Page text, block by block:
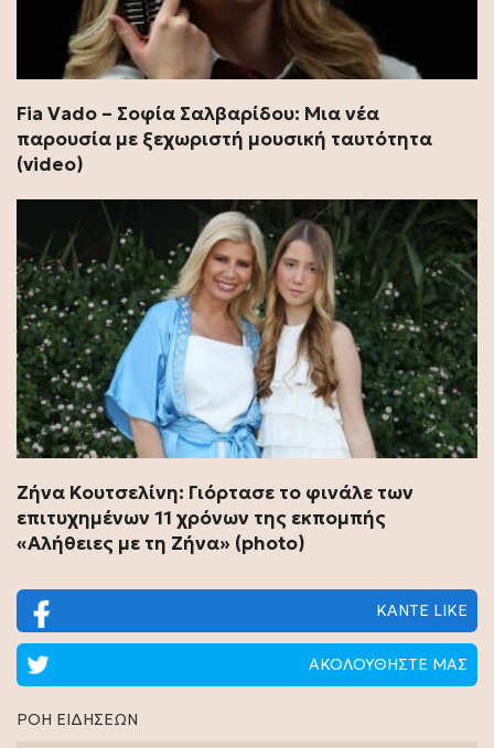
Fia Vado – Σοφία Σαλβαρίδου: Μια νέα
παρουσία με ξεχωριστή μουσική ταυτότητα
(video)
Ζήνα Κουτσελίνη: Γιόρτασε το φινάλε των
επιτυχημένων 11 χρόνων της εκπομπής
«Αλήθειες με τη Ζήνα» (photo)
ΚΑΝΤΕ LIKE
ΑΚΟΛΟΥΘΗΣΤΕ ΜΑΣ
ΡΟΗ ΕΙΔΗΣΕΩΝ